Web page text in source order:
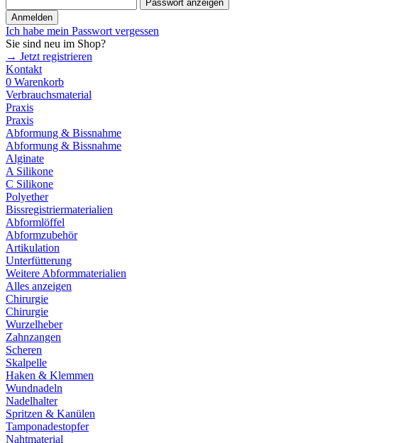
Passwort anzeigen
Anmelden
Ich habe mein Passwort vergessen
Sie sind neu im Shop?
→ Jetzt registrieren
Kontakt
0 Warenkorb
Verbrauchsmaterial
Praxis
Praxis
Abformung & Bissnahme
Abformung & Bissnahme
Alginate
A Silikone
C Silikone
Polyether
Bissregistriermaterialien
Abformlöffel
Abformzubehör
Artikulation
Unterfütterung
Weitere Abformmaterialien
Alles anzeigen
Chirurgie
Chirurgie
Wurzelheber
Zahnzangen
Scheren
Skalpelle
Haken & Klemmen
Wundnadeln
Nadelhalter
Spritzen & Kanülen
Tamponadestopfer
Nahtmaterial